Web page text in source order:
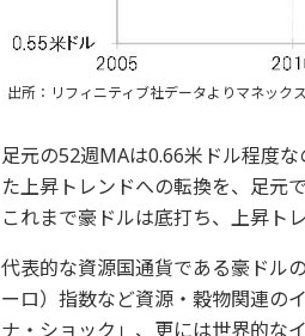
出所：リフィニティブ社データよりマネック
足元の52週MAは0.66米ドル程度
た上昇トレンドへの転換を、足元
これまで豪ドルは底打ち、上昇ト
代表的な資源国通貨である豪ドル
ーロ）指数など資源・穀物関連の
ナ・ショック」、更には世界的な